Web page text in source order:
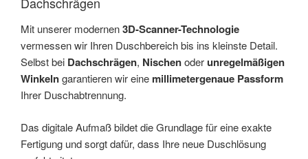
Mit unserer modernen3D-Scanner-Technologie
vermessen wir Ihren Duschbereich bis ins kleinste Detail.
Selbst bei Dachschrägen, Nischenoderunregelmäßigen
Winkelngarantieren wir eine millimetergenaue Passform
Ihrer Duschabtrennung.
Das digitale Aufmaß bildet die Grundlage für eine exakte
Fertigung und sorgt dafür, dass Ihre neue Duschlösung